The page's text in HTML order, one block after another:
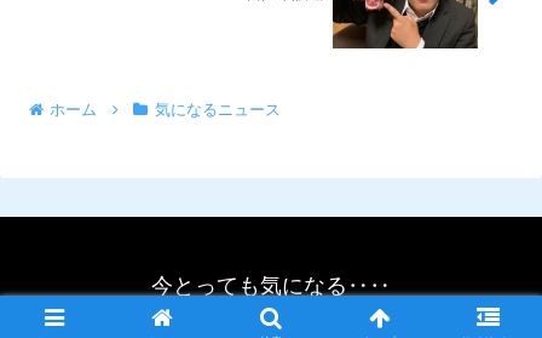
ホーム 気になるニュース
今とっても気になる‥‥
© 2021 今とっても気になる‥‥.